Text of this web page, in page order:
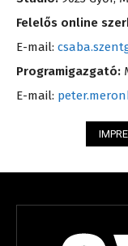
Felelős online
E-mail:
Programigazgató:
E-mail: